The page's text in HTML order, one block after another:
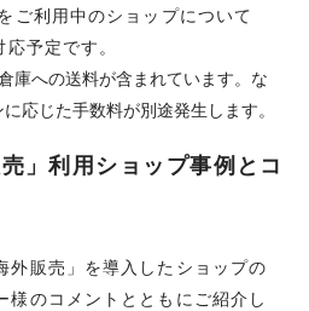
ご利用中のショップについて
予定です。
庫への送料が含まれています。な
応じた手数料が別途発生します。
」利用ショップ事例とコ
外販売」を導入したショップの
様のコメントとともにご紹介し